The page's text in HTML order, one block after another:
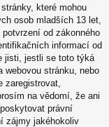
které mohou
osob mladších 13 let,
od zákonného
informací od
jisti, jestli se toto týká
webovou stránku, nebo
zaregistrovat,
na vědomí, že ani
právní
zájmy jakéhokoliv